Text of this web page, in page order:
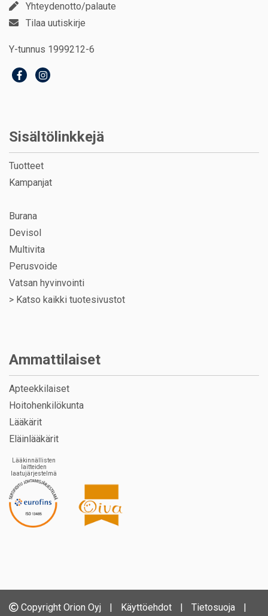
Yhteydenotto/palaute
Tilaa uutiskirje
Y-tunnus 1999212-6
Sisältölinkkejä
Tuotteet
Kampanjat
Burana
Devisol
Multivita
Perusvoide
Vatsan hyvinvointi
> Katso kaikki tuotesivustot
Ammattilaiset
Apteekkilaiset
Hoitohenkilökunta
Lääkärit
Eläinlääkärit
Lääkinnällisten
laitteiden
laatujärjestelmä
Copyright Orion Oyj | Käyttöehdot | Tietosuoja |